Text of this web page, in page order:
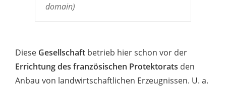
domain)
Diese Gesellschaft betrieb hier schon vor der
Errichtung des französischen Protektorats den
Anbau von landwirtschaftlichen Erzeugnissen. U. a.